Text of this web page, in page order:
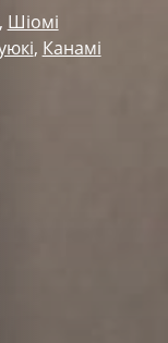
, Шіомі
, Канамі